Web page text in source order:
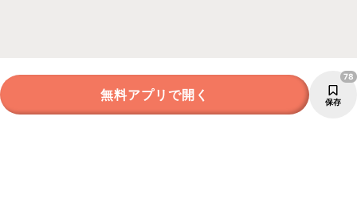
無料アプリで開く 保存
78